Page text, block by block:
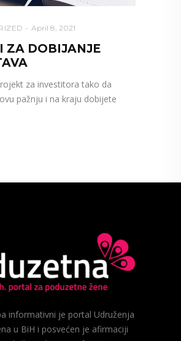
April 8, 2021
ZA DOBIJANJE
za investitora tako da
pažnju i na kraju dobijete
informativni je portal Udruženja
u BiH i posvećen je afirmaciji